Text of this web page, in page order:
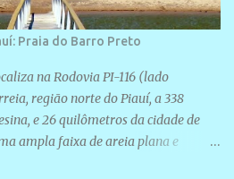
Praia do Barro Preto
na Rodovia PI-116 (lado
região norte do Piauí, a 338
e 26 quilômetros da cidade de
ampla faixa de areia plana e